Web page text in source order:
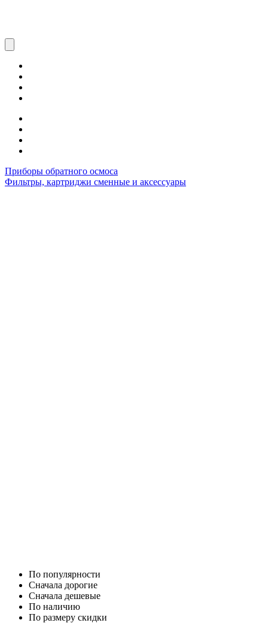
Приборы обратного осмоса
Фильтры, картриджи сменные и аксессуары
По популярности
Cначала дорогие
Cначала дешевые
По наличию
По размеру скидки